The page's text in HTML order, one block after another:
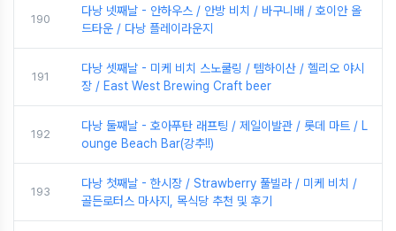
190
다낭 넷째날 - 안하우스 / 안방 비치 / 바구니배 / 호이안 올
드타운 / 다낭 플레이라운지
191
다낭 셋째날 - 미케 비치 스노쿨링 / 템하이산 / 헬리오 야시
장 / East West Brewing Craft beer
192
다낭 둘째날 - 호아푸탄 래프팅 / 제일이발관 / 롯데 마트 / L
ounge Beach Bar(강추!!)
193
다낭 첫째날 - 한시장 / Strawberry 풀빌라 / 미케 비치 /
골든로터스 마사지, 목식당 추천 및 후기